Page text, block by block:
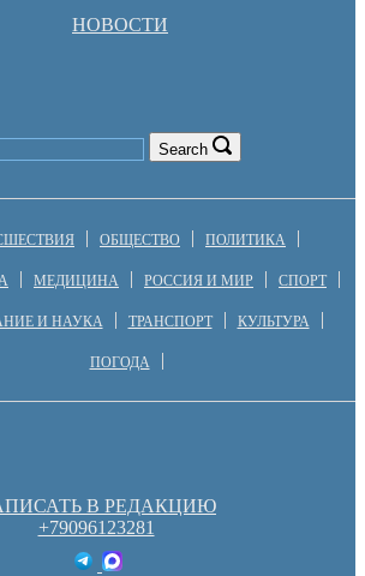
НОВОСТИ
Search
ОБЩЕСТВО ПОЛИТИКА
МЕДИЦИНА РОССИЯ И МИР СПОРТ
И НАУКА ТРАНСПОРТ КУЛЬТУРА
ПОГОДА
В РЕДАКЦИЮ
+79096123281